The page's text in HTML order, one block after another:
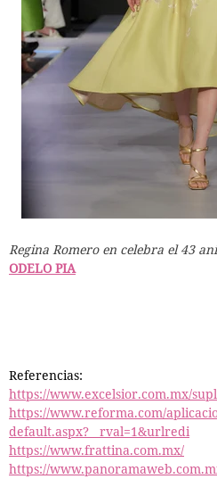
Regina Romero en celebra el 43
ODELO PIA
Referencias:
https://www.excelsior.com.mx/
https://www.reforma.com/
default.aspx?__rval=1&urlredi
https://www.frattina.com.mx/
https://